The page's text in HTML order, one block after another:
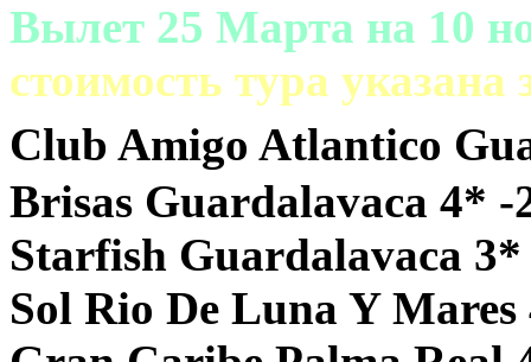
Вылет 25 Марта на 10
cтоимость тура
Club Amigo Atlantico
Brisas Guardalavaca 4* -
Starfish Guardalavaca 3*
Sol Rio De Luna Y Mares